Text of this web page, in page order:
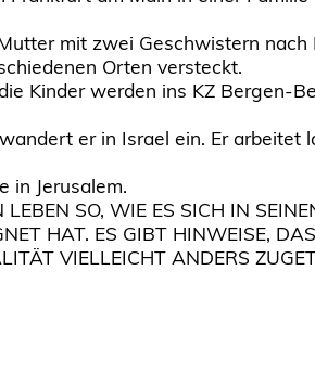
mit zwei Geschwistern nach
Orten versteckt.
Kinder werden ins KZ Bergen-
er in Israel ein. Er arbeitet
in Jerusalem.
LEBEN SO, WIE ES SICH IN
HAT. ES GIBT HINWEISE,
VIELLEICHT ANDERS